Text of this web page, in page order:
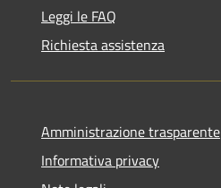
Leggi le FAQ
Richiesta assistenza
Amministrazione trasparente
Informativa privacy